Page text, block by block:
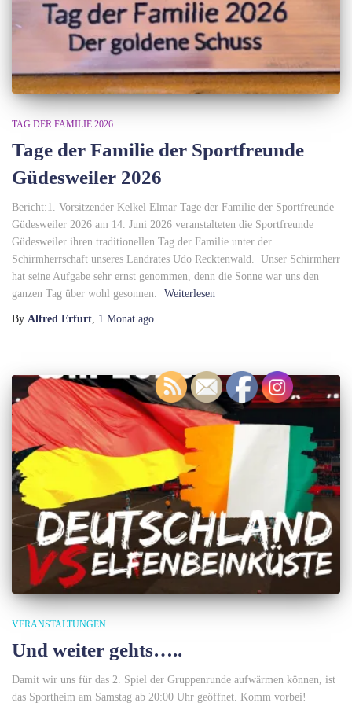
TAG DER FAMILIE 2026
Tage der Familie der Sportfreunde
Güdesweiler 2026
Bericht:1. Vorsitzender Kelkel Elmar Tage der Familie der Sportfreunde
Güdesweiler 2026 am 14. Juni 2026 veranstalteten die Sportfreunde
Güdesweiler ihren traditionellen Tag der Familie unter der
Schirmherrschaft unseres Landrates Udo Recktenwald. Unser Schirmherr
hat seine Aufgabe sehr ernst genommen, denn die Sonne war uns den
ganzen Tag über wohl gesonnen.
Weiterlesen
By Alfred Erfurt 1 Monat ago
VERANSTALTUNGEN
Und weiter gehts…..
Damit wir uns für das 2. Spiel der Gruppenrunde aufwärmen können, ist
das Sportheim am Samstag ab 20:00 Uhr geöffnet. Komm vorbei!